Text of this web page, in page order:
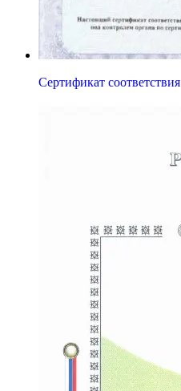
Сертификат соответствия